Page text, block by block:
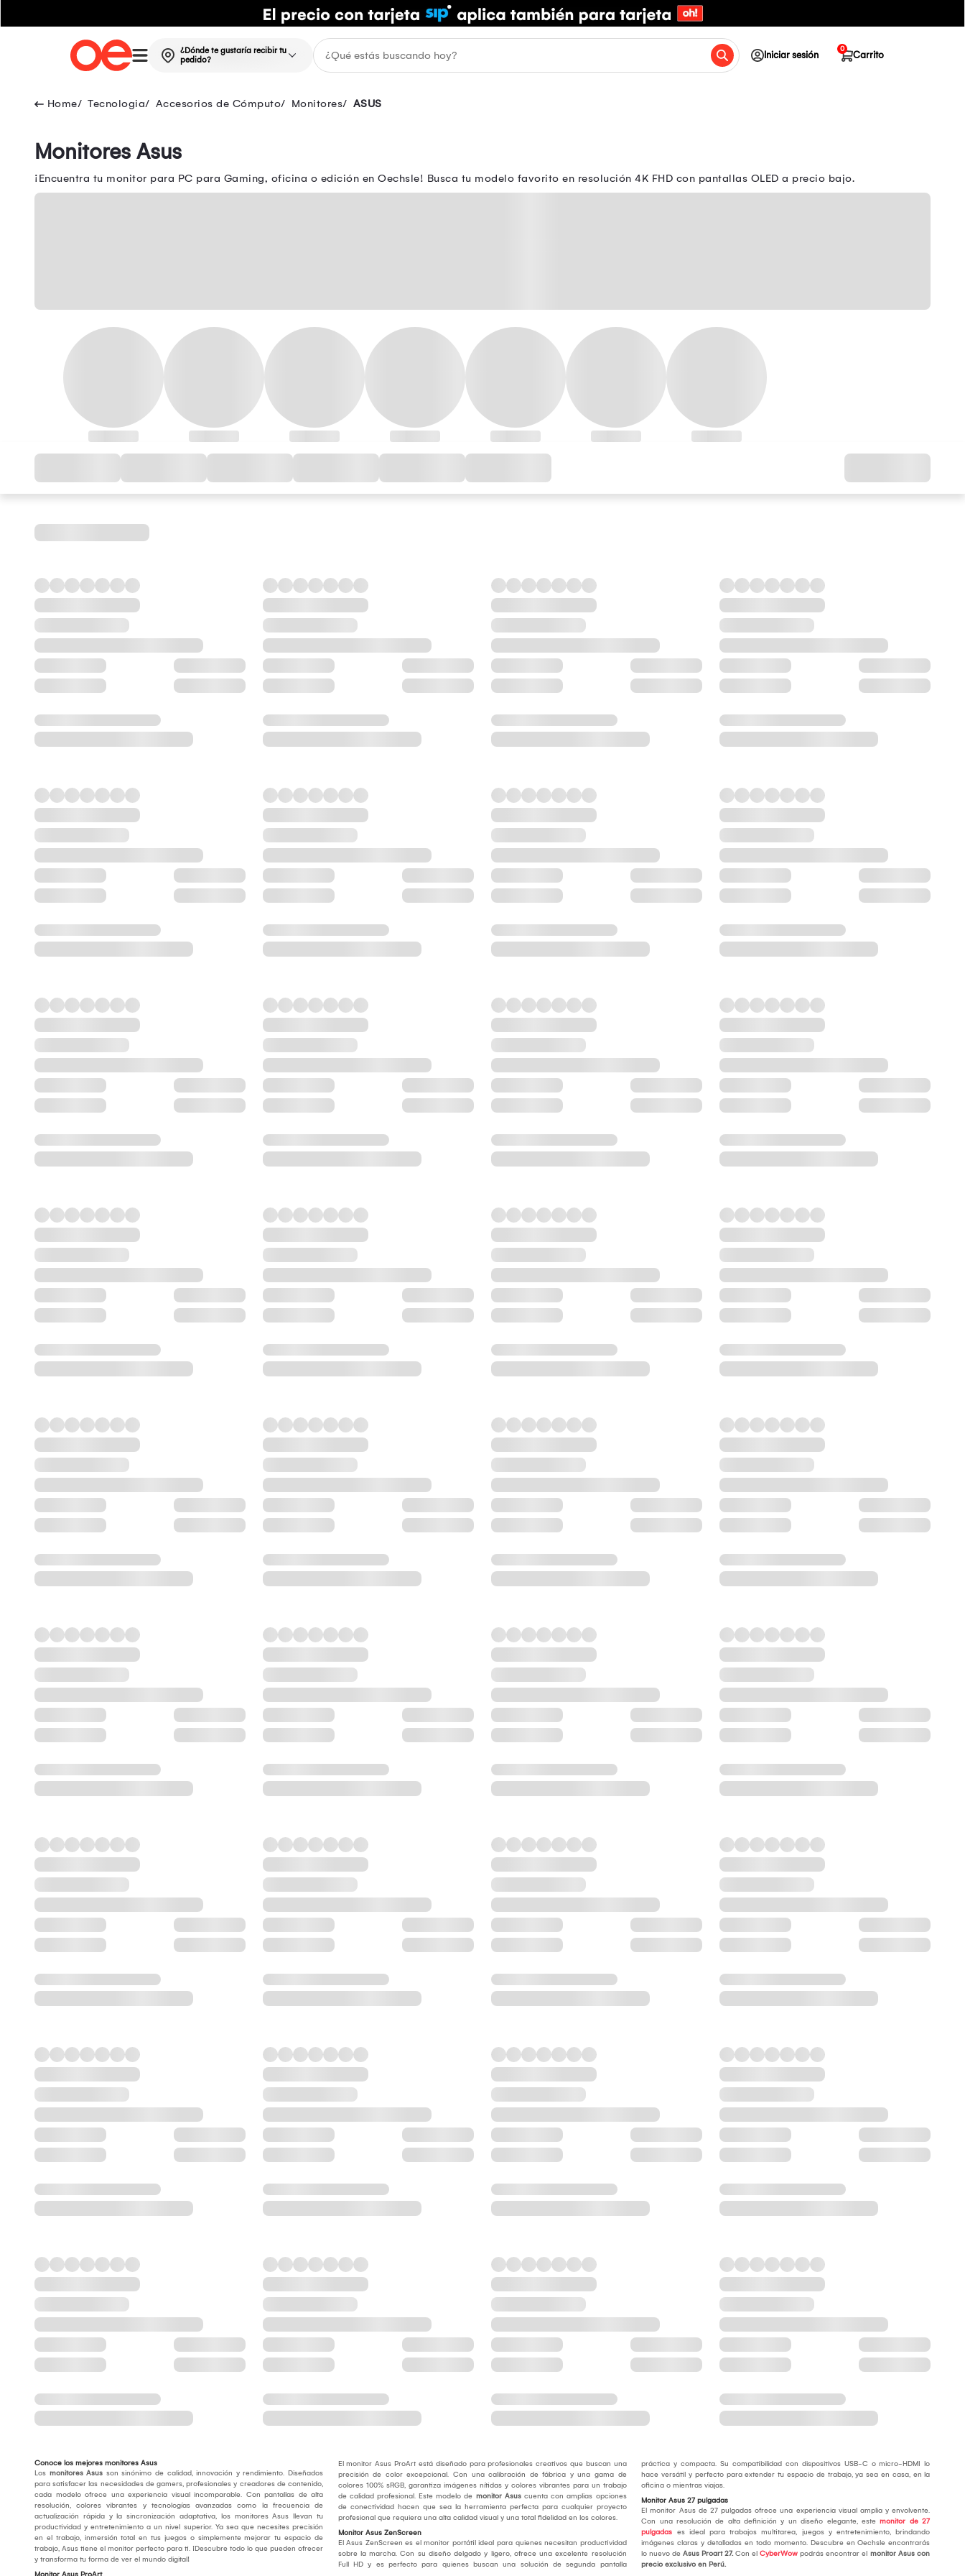
¿Dónde te gustaría recibir tu
pedido?
Iniciar sesión Carrito
0
Tecnologia Accesorios de Cómputo Monitores ASUS
Monitores Asus
¡Encuentra tu monitor para PC para Gaming, oficina o edición en Oechsle! Busca tu modelo favorito en resolución 4K FHD con pantallas OLED a precio bajo.
Conoce los mejores monitores Asus
Los monitores Asus son sinónimo de calidad, innovación y rendimiento. Diseñados
para satisfacer las necesidades de gamers, profesionales y creadores de contenido,
cada modelo ofrece una experiencia visual incomparable. Con pantallas de alta
resolución, colores vibrantes y tecnologías avanzadas como la frecuencia de
actualización rápida y la sincronización adaptativa, los monitores Asus llevan tu
productividad y entretenimiento a un nivel superior. Ya sea que necesites precisión
en el trabajo, inmersión total en tus juegos o simplemente mejorar tu espacio de
trabajo, Asus tiene el monitor perfecto para ti. ¡Descubre todo lo que pueden ofrecer
y transforma tu forma de ver el mundo digital!
El monitor Asus ProArt está diseñado para profesionales creativos que buscan una
precisión de color excepcional. Con una calibración de fábrica y una gama de
colores 100% sRGB, garantiza imágenes nítidas y colores vibrantes para un trabajo
de calidad profesional. Este modelo de monitor Asuscuenta con amplias opciones
de conectividad hacen que sea la herramienta perfecta para cualquier proyecto
profesional que requiera una alta calidad visual y una total fidelidad en los colores.
Monitor Asus ZenScreen
El Asus ZenScreen es el monitor portátil ideal para quienes necesitan productividad
sobre la marcha. Con su diseño delgado y ligero, ofrece una excelente resolución
Full HD y es perfecto para quienes buscan una solución de segunda pantalla
práctica y compacta. Su compatibilidad con dispositivos USB-C o micro-HDMI lo
hace versátil y perfecto para extender tu espacio de trabajo, ya sea en casa, en la
oficina o mientras viajas.
Monitor Asus 27 pulgadas
El monitor Asus de 27 pulgadas ofrece una experiencia visual amplia y envolvente.
Con una resolución de alta definición y un diseño elegante, estemonitor de 27
pulgadas es ideal para trabajos multitarea, juegos y entretenimiento, brindando
imágenes claras y detalladas en todo momento. Descubre en Oechsle encontrarás
lo nuevo deAsus Proart 27.Con elCyberWow podrás encontrar el monitor Asus con
precio exclusivo en Perú.